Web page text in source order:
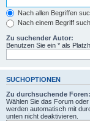
Nach allen Begriffen
Nach einem Begriff
Zu suchender Autor:
Benutzen Sie ein * als
SUCHOPTIONEN
Zu durchsuchende Foren:
Wählen Sie das Forum
werden automatisch mit
unten nicht deaktivieren.